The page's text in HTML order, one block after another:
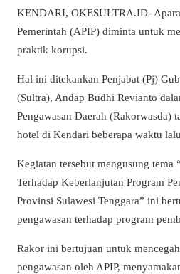
KENDARI, OKESULTRA.ID-
Pemerintah (APIP) diminta untuk
praktik korupsi.
Hal ini ditekankan Penjabat (Pj)
(Sultra), Andap Budhi Revianto
Pengawasan Daerah (Rakorwasda)
hotel di Kendari beberapa waktu
Kegiatan tersebut mengusung tema
Terhadap Keberlanjutan Program
Provinsi Sulawesi Tenggara” ini
pengawasan terhadap program
Rakor ini bertujuan untuk
pengawasan oleh APIP,